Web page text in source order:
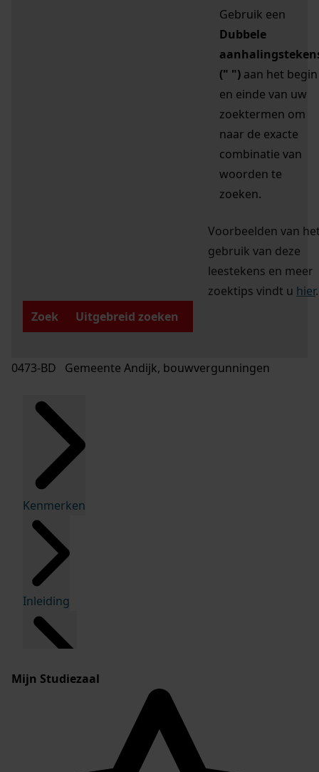
Gebruik een
Dubbele
(" ") aan het begin
en einde van uw
zoektermen om
naar de exacte
combinatie van
woorden te
zoeken.
Voorbeelden van
gebruik van deze
leestekens en meer
zoektips vindt u hier.
Zoek
Uitgebreid zoeken
0473-BD Gemeente Andijk, bouwvergunningen
Kenmerken
Inleiding
Mijn Studiezaal